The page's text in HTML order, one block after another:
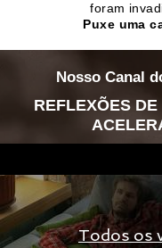
foram
Puxe uma
Nosso Canal
REFLEXÕES
Todos os